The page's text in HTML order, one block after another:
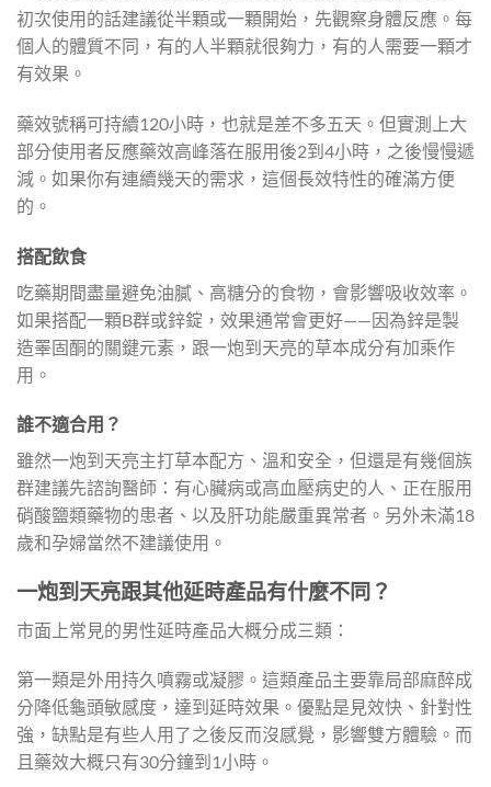
初次使用的話建議從半顆或一顆開始，先觀察身體反應。每
個人的體質不同，有的人半顆就很夠力，有的人需要一顆才
有效果。
藥效號稱可持續120小時，也就是差不多五天。但實測上大
部分使用者反應藥效高峰落在服用後2到4小時，之後慢慢遞
減。如果你有連續幾天的需求，這個長效特性的確滿方便
的。
搭配飲食
吃藥期間盡量避免油膩、高糖分的食物，會影響吸收效率。
如果搭配一顆B群或鋅錠，效果通常會更好——因為鋅是製
造睪固酮的關鍵元素，跟一炮到天亮的草本成分有加乘作
用。
誰不適合用？
雖然一炮到天亮主打草本配方、溫和安全，但還是有幾個族
群建議先諮詢醫師：有心臟病或高血壓病史的人、正在服用
硝酸鹽類藥物的患者、以及肝功能嚴重異常者。另外未滿18
歲和孕婦當然不建議使用。
一炮到天亮跟其他延時產品有什麼不同？
市面上常見的男性延時產品大概分成三類：
第一類是外用持久噴霧或凝膠。這類產品主要靠局部麻醉成
分降低龜頭敏感度，達到延時效果。優點是見效快、針對性
強，缺點是有些人用了之後反而沒感覺，影響雙方體驗。而
且藥效大概只有30分鐘到1小時。